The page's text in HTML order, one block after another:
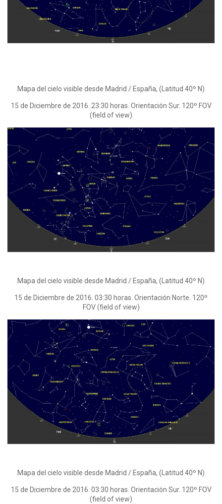
Mapa del cielo visible desde Madrid / España, (Latitud 40º N)
15 de Diciembre de 2016. 23:30 horas. Orientación Sur. 120º FOV
(field of view)
Mapa del cielo visible desde Madrid / España, (Latitud 40º N)
15 de Diciembre de 2016. 03:30 horas. Orientación Norte. 120º
FOV (field of view)
Mapa del cielo visible desde Madrid / España, (Latitud 40º N)
15 de Diciembre de 2016. 03:30 horas. Orientación Sur. 120º FOV
(field of view)